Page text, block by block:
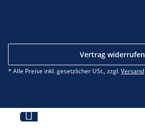
Vertrag widerrufen
* Alle Preise inkl. gesetzlicher USt., zzgl.Versand